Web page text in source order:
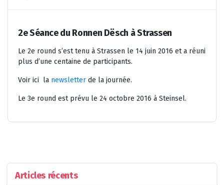
2e Séance du Ronnen Dësch à Strassen
Le 2e round s’est tenu à Strassen le 14 juin 2016 et a réuni
plus d’une centaine de participants.
Voir ici la newsletter de la journée.
Le 3e round est prévu le 24 octobre 2016 à Steinsel.
Articles récents